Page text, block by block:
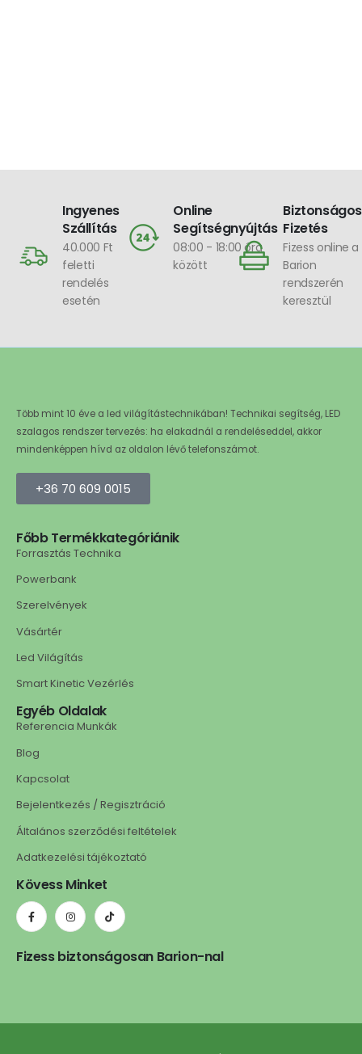
Ingyenes
Szállítás
40.000 Ft
feletti
rendelés
esetén
Online
Segítségnyújtás
08:00 - 18:00 óra
között
Biztonságos
Fizetés
Fizess online a
Barion
rendszerén
keresztül
Több mint 10 éve a led világítástechnikában! Technikai segítség, LED
szalagos rendszer tervezés: ha elakadnál a rendeléseddel, akkor
mindenképpen hívd az oldalon lévő telefonszámot.
+36 70 609 0015
Főbb Termékkategóriánik
Forrasztás Technika
Powerbank
Szerelvények
Vásártér
Led Világítás
Smart Kinetic Vezérlés
Egyéb Oldalak
Referencia Munkák
Blog
Kapcsolat
Bejelentkezés / Regisztráció
Általános szerződési feltételek
Adatkezelési tájékoztató
Kövess Minket
Fizess biztonságosan Barion-nal